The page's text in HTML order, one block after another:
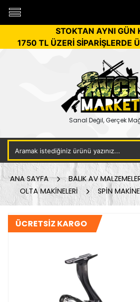
STOKTAN AYNI GÜN
1750 TL ÜZERİ SİPARİŞLERDE
Sanal Değil, Gerçek
ANA SAYFA
BALIK AV
OLTA MAKİNELERİ
SPİN
ÜCRETSİZ KARGO